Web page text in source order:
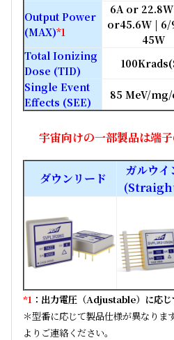
Output Power
(MAX)*1
6A or 22.8W
or45.6W |
45W
Total Ionizing
Dose (TID)
Single Event
Effects (SEE)
85 MeV/
宇宙向けの一部製品は端
ダウンリード
ガルウイ
*1 ：出力電圧（Adjustable）に応じ
＊型番に応じて製品仕様が異なりま
よりご連絡ください。